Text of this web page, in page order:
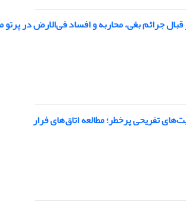
جرائم بغی، محاربه و افساد فی‌الارض در
تفریحی پرخطر؛ مطالعه اتاق‌های فرار